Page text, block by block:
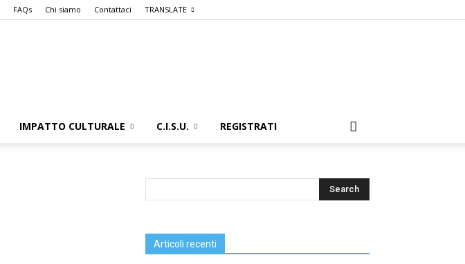
FAQs Chi siamo Contattaci TRANSLATE
IMPATTO CULTURALE C.I.S.U. REGISTRATI
Articoli recenti